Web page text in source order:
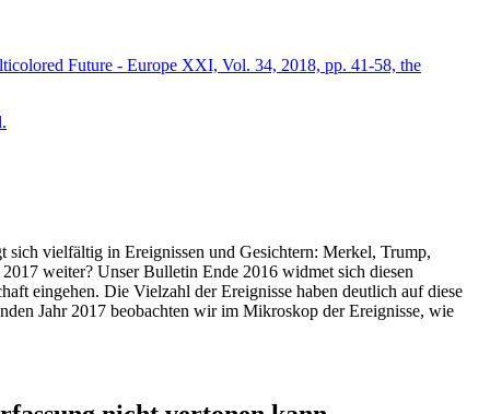
Future - Europe XXI, Vol. 34, 2018, pp. 41-58, the
vielfältig in Ereignissen und Gesichtern: Merkel, Trump,
weiter? Unser Bulletin Ende 2016 widmet sich diesen
eingehen. Die Vielzahl der Ereignisse haben deutlich auf diese
Jahr 2017 beobachten wir im Mikroskop der Ereignisse, wie